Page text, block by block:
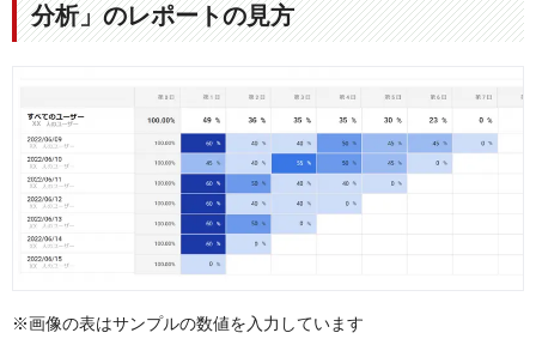
分析」のレポートの見方
※画像の表はサンプルの数値を入力しています